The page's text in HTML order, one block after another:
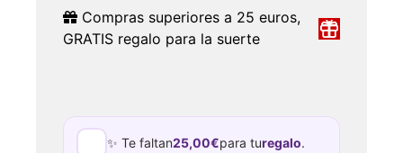
Compras superiores a 25 euros,
GRATIS regalo para la suerte
✨ Te faltan25,00€para turegalo.